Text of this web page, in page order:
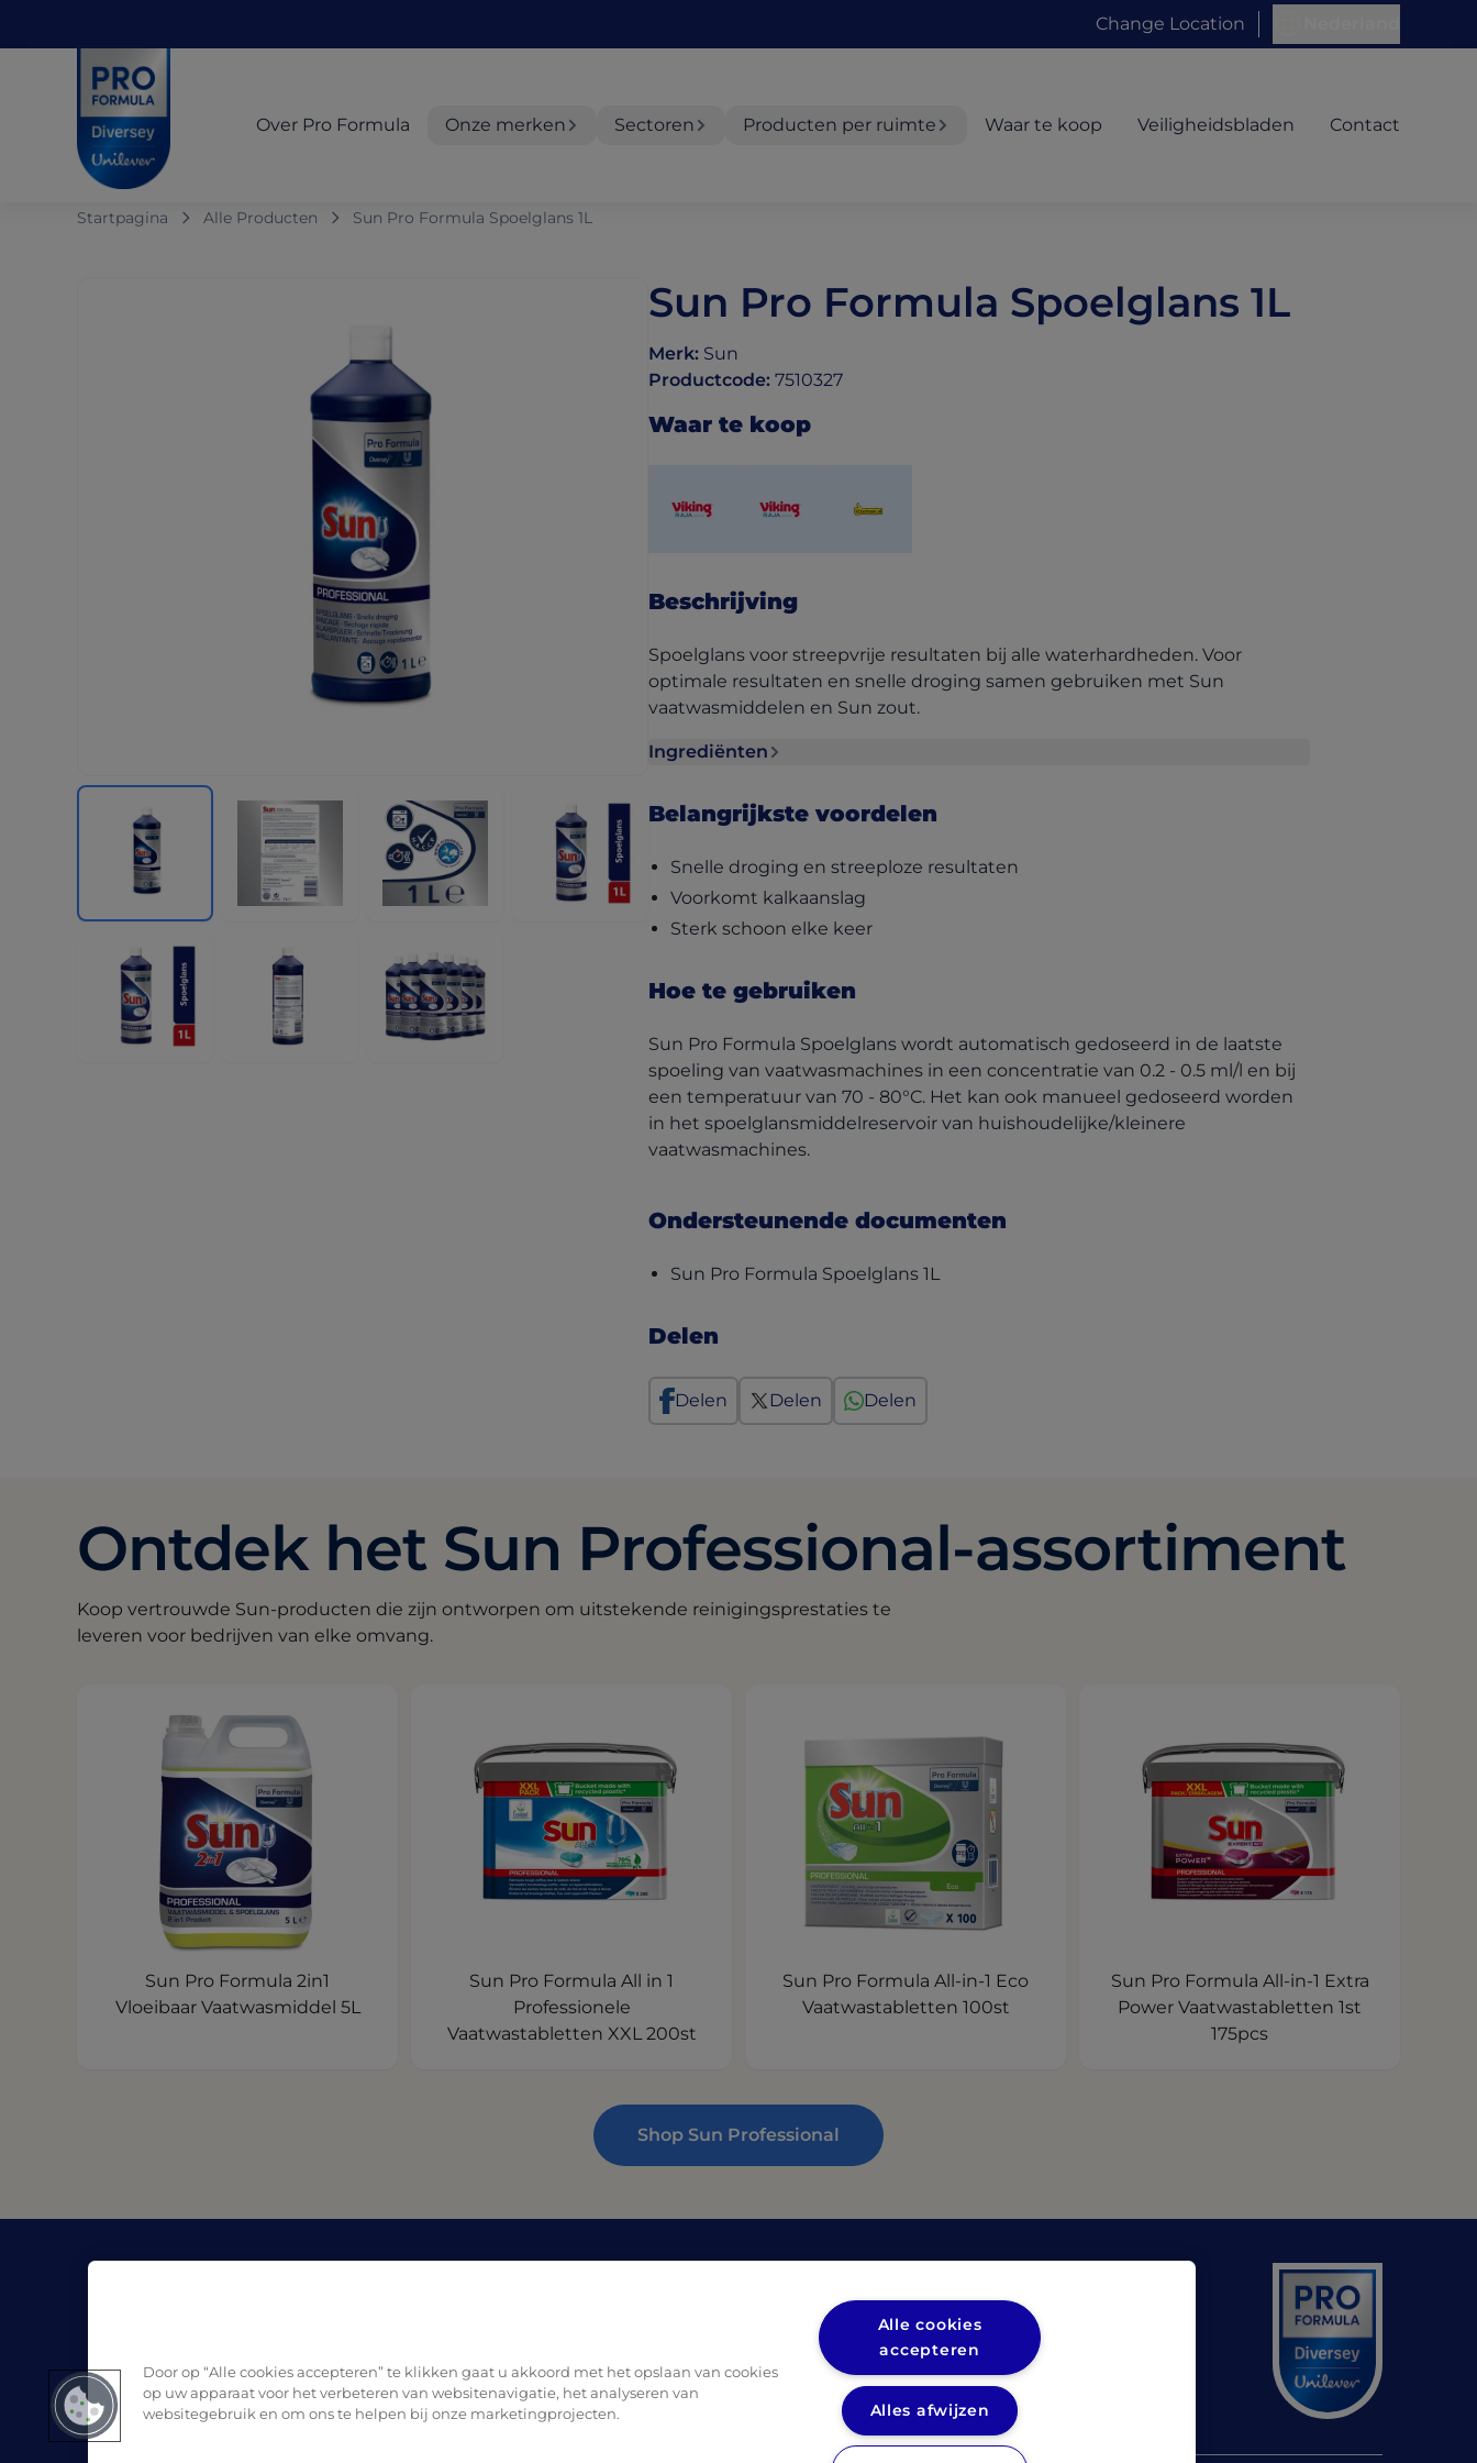
Change Location
Over Pro Formula Onze merken Sectoren Producten per ruimte Waar te koop Veiligheidsbladen Contact
Startpagina Alle Producten Sun Pro Formula Spoelglans 1L
Sun Pro Formula Spoelglans 1L
Merk: Sun
Productcode: 7510327
Waar te koop
Beschrijving
Spoelglans voor streepvrije resultaten bij alle waterhardheden. Voor
optimale resultaten en snelle droging samen gebruiken met Sun
vaatwasmiddelen en Sun zout.
Ingrediënten
Belangrijkste voordelen
Snelle droging en streeploze resultaten
Voorkomt kalkaanslag
Sterk schoon elke keer
Hoe te gebruiken
Sun Pro Formula Spoelglans wordt automatisch gedoseerd in de laatste
spoeling van vaatwasmachines in een concentratie van 0.2 - 0.5 ml/l en bij
een temperatuur van 70 - 80°C. Het kan ook manueel gedoseerd worden
in het spoelglansmiddelreservoir van huishoudelijke/kleinere
vaatwasmachines.
Ondersteunende documenten
Sun Pro Formula Spoelglans 1L
Delen
Delen Delen Delen
Ontdek het Sun Professional-assortiment
Koop vertrouwde Sun-producten die zijn ontworpen om uitstekende reinigingsprestaties te
leveren voor bedrijven van elke omvang.
Sun Pro Formula 2in1
Vloeibaar Vaatwasmiddel 5L
Sun Pro Formula All in 1
Professionele
Vaatwastabletten XXL 200st
Sun Pro Formula All-in-1 Eco
Vaatwastabletten 100st
Sun Pro Formula All-in-1 Extra
Power Vaatwastabletten 1st
175pcs
Shop Sun Professional
Contact
Privacybeleid UL
(opens in a new tab)
Privacybeleid Diversey (opens in a new tab)
Door op “Alle cookies accepteren” te klikken gaat u akkoord met het opslaan van cookies
op uw apparaat voor het verbeteren van websitenavigatie, het analyseren van
websitegebruik en om ons te helpen bij onze marketingprojecten.
Alle cookies
accepteren
Alles afwijzen